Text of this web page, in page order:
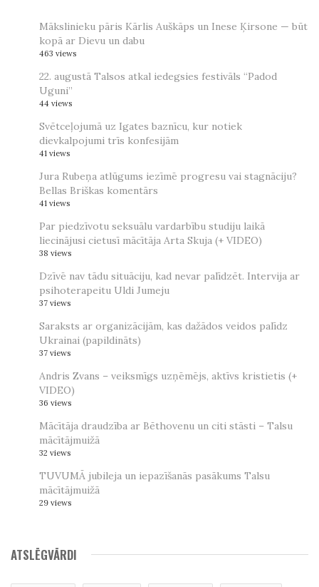
Mākslinieku pāris Kārlis Auškāps un Inese Ķirsone — būt
kopā ar Dievu un dabu
463 views
22. augustā Talsos atkal iedegsies festivāls “Padod
Uguni”
44 views
Svētceļojumā uz Igates baznīcu, kur notiek
dievkalpojumi trīs konfesijām
41 views
Jura Rubeņa atlūgums iezīmē progresu vai stagnāciju?
Bellas Briškas komentārs
41 views
Par piedzīvotu seksuālu vardarbību studiju laikā
liecinājusi cietusī mācītāja Arta Skuja (+ VIDEO)
38 views
Dzīvē nav tādu situāciju, kad nevar palīdzēt. Intervija ar
psihoterapeitu Uldi Jumeju
37 views
Saraksts ar organizācijām, kas dažādos veidos palīdz
Ukrainai (papildināts)
37 views
Andris Zvans – veiksmīgs uzņēmējs, aktīvs kristietis (+
VIDEO)
36 views
Mācītāja draudzība ar Bēthovenu un citi stāsti – Talsu
mācītājmuižā
32 views
TUVUMĀ jubileja un iepazīšanās pasākums Talsu
mācītājmuižā
29 views
ATSLĒGVĀRDI